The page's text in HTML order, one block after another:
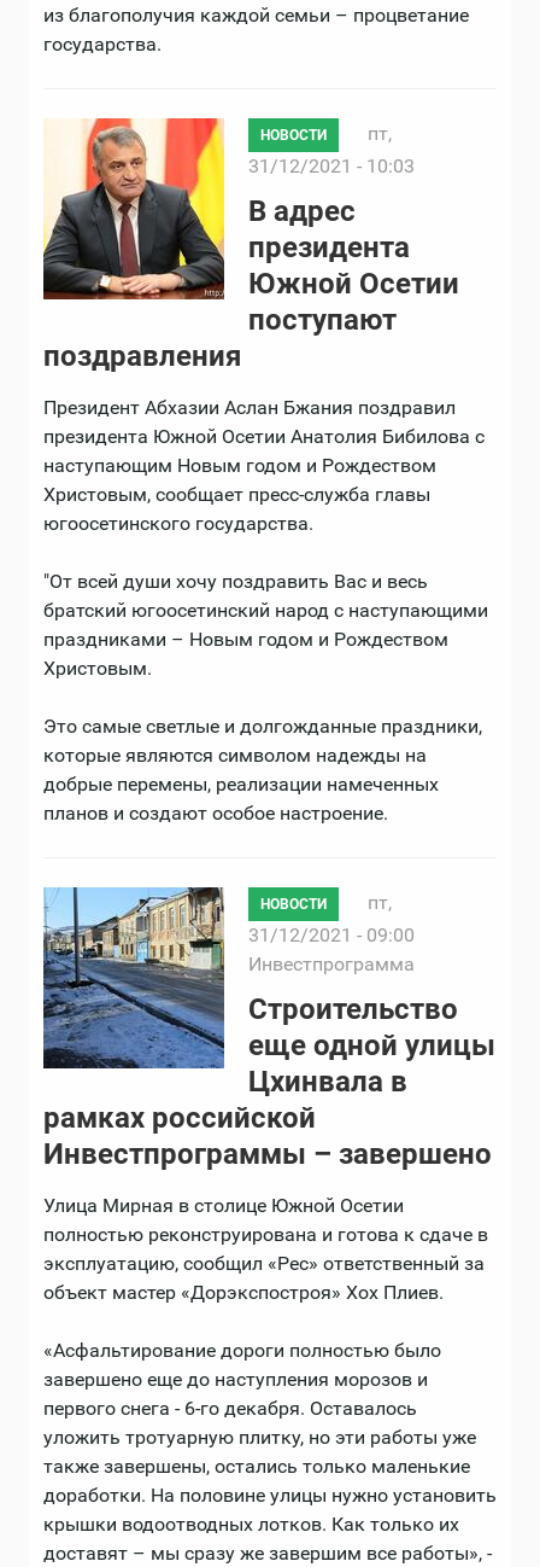
из благополучия каждой семьи – процветание
государства.
НОВОСТИ
пт,
31/12/2021 - 10:03
В адрес
президента
Южной Осетии
поступают
поздравления
Президент Абхазии Аслан Бжания поздравил
президента Южной Осетии Анатолия Бибилова с
наступающим Новым годом и Рождеством
Христовым, сообщает пресс-служба главы
югоосетинского государства.
"От всей души хочу поздравить Вас и весь
братский югоосетинский народ с наступающими
праздниками – Новым годом и Рождеством
Христовым.
Это самые светлые и долгожданные праздники,
которые являются символом надежды на
добрые перемены, реализации намеченных
планов и создают особое настроение.
НОВОСТИ
пт,
31/12/2021 - 09:00
Инвестпрограмма
Строительство
еще одной улицы
Цхинвала в
рамках российской
Инвестпрограммы – завершено
Улица Мирная в столице Южной Осетии
полностью реконструирована и готова к сдаче в
эксплуатацию, сообщил «Рес» ответственный за
объект мастер «Дорэкспостроя» Хох Плиев.
«Асфальтирование дороги полностью было
завершено еще до наступления морозов и
первого снега - 6-го декабря. Оставалось
уложить тротуарную плитку, но эти работы уже
также завершены, остались только маленькие
доработки. На половине улицы нужно установить
крышки водоотводных лотков. Как только их
доставят – мы сразу же завершим все работы», -